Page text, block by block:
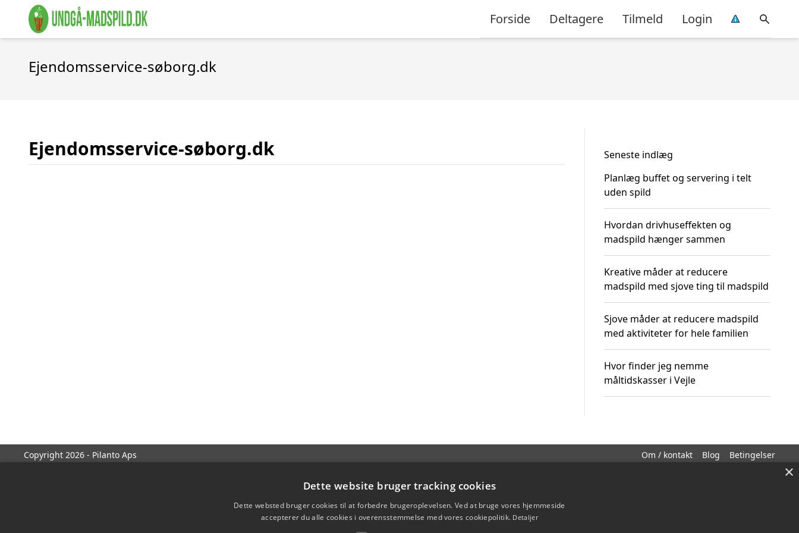
Forside Deltagere Tilmeld Login
Ejendomsservice-søborg.dk
Ejendomsservice-søborg.dk
Seneste indlæg
Planlæg buffet og servering i telt
uden spild
Hvordan drivhuseffekten og
madspild hænger sammen
Kreative måder at reducere
madspild med sjove ting til madspild
Sjove måder at reducere madspild
med aktiviteter for hele familien
Hvor finder jeg nemme
måltidskasser i Vejle
Copyright 2026 - Pilanto Aps Om / kontakt Blog Betingelser
×
Dette website bruger tracking cookies
Dette websted bruger cookies til at forbedre brugeroplevelsen. Ved at bruge vores hjemmeside
accepterer du alle cookies i overensstemmelse med vores cookiepolitik. Detaljer